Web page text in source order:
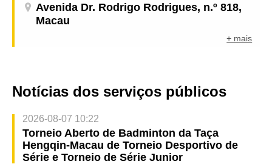
Avenida Dr. Rodrigo Rodrigues, n.º 818,
Macau
+ mais
Notícias dos serviços públicos
2026-08-07 10:22
Torneio Aberto de Badminton da Taça
Hengqin-Macau de Torneio Desportivo de
Série e Torneio de Série Junior